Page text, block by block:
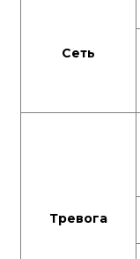
Сеть
Тревога